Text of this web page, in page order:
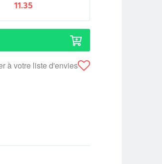
11.35
à votre liste d'envies